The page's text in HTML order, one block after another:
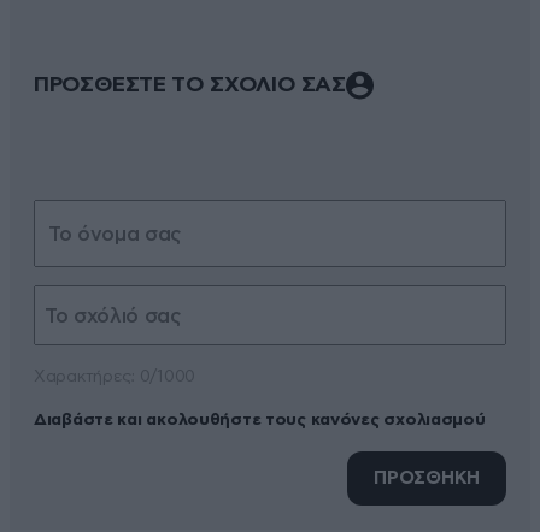
ΠΡΟΣΘΕΣΤΕ ΤΟ ΣΧΟΛΙΟ ΣΑΣ
Διαβάστε και ακολουθήστε τους κανόνες σχολιασμού
ΠΡΟΣΘΗΚΗ